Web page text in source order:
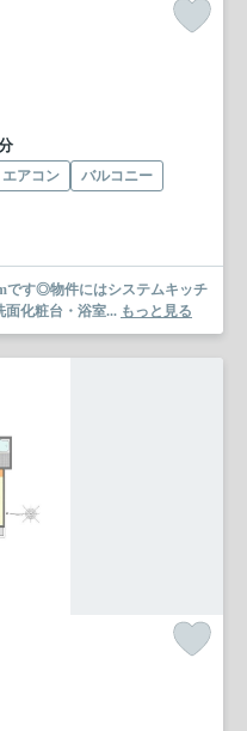
エアコン
バルコニー
です◎物件にはシステムキッチ
化粧台・浴室... もっと見る